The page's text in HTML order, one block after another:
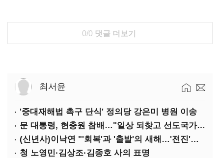
0/0 댓글 더보기
최서윤
'중대재해법 촉구 단식' 정의당 강은미 병원 이송
문 대통령, 현충원 참배…"일상 되찾고 선도국가 도약"
(신년사)이낙연 "'회복'과 '출발'의 새해…'전진'과 '통합' 구현할 것"
청 노영민·김상조·김종호 사의 표명